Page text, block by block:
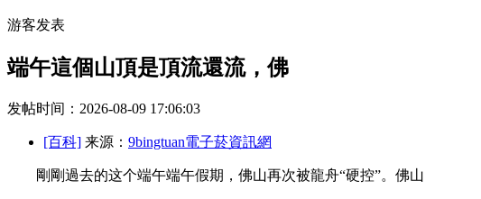
游客发表
端午這個山頂是頂流還流，佛
发帖时间：2026-08-09 17:06:03
[百科] 来源： 9bingtuan電子菸資訊網
剛剛過去的这个端午端午假期，佛山再次被龍舟“硬控”。佛山